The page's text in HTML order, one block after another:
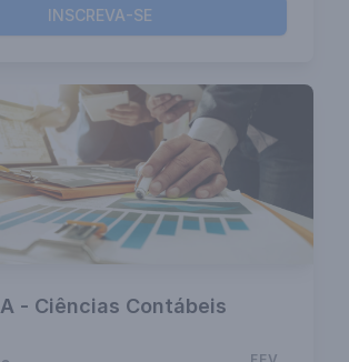
INSCREVA-SE
- Ciências Contábeis